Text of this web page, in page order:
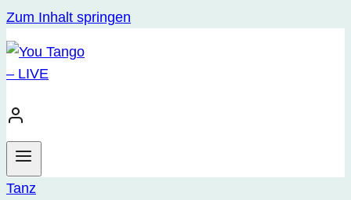
Zum Inhalt springen
Tanz